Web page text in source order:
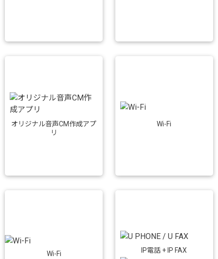
オリジナル音声CM作成アプ
リ
Wi-Fi
Wi-Fi IP電話 + IP FAX